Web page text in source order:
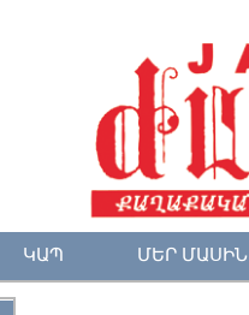
ԿԱՊ ՄԵՐ ՄԱՍԻՆ